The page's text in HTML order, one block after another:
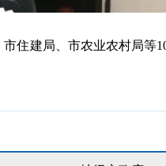
建局、市农业农村局等